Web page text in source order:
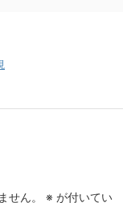
せん。 ※ が付いてい